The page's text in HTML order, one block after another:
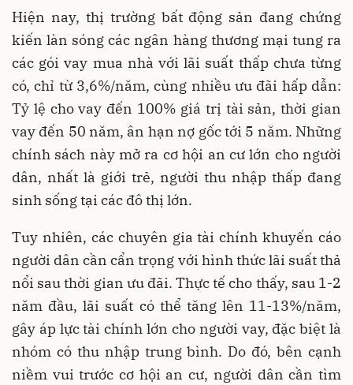
Hiện nay, thị trường bất động sản đang chứng
kiến làn sóng các ngân hàng thương mại tung ra
các gói vay mua nhà với lãi suất thấp chưa từng
có, chỉ từ 3,6%/năm, cùng nhiều ưu đãi hấp dẫn:
Tỷ lệ cho vay đến 100% giá trị tài sản, thời gian
vay đến 50 năm, ân hạn nợ gốc tới 5 năm. Những
chính sách này mở ra cơ hội an cư lớn cho người
dân, nhất là giới trẻ, người thu nhập thấp đang
sinh sống tại các đô thị lớn.
Tuy nhiên, các chuyên gia tài chính khuyến cáo
người dân cần cẩn trọng với hình thức lãi suất thả
nổi sau thời gian ưu đãi. Thực tế cho thấy, sau 1-2
năm đầu, lãi suất có thể tăng lên 11-13%/năm,
gây áp lực tài chính lớn cho người vay, đặc biệt là
nhóm có thu nhập trung bình. Do đó, bên cạnh
niềm vui trước cơ hội an cư, người dân cần tìm